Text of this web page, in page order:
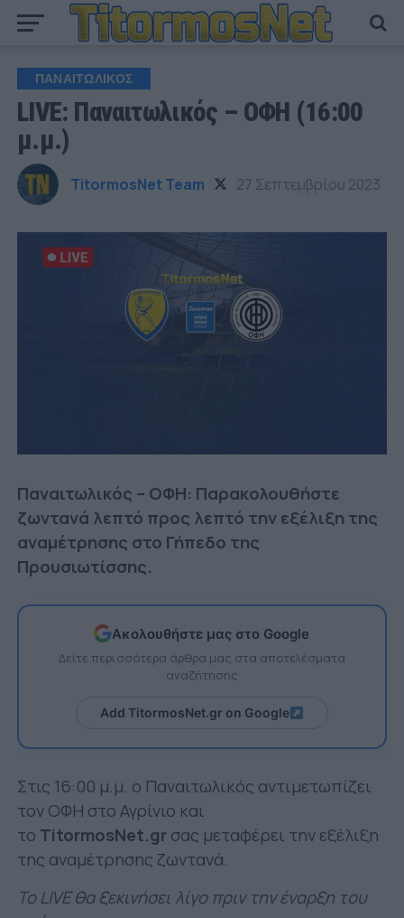
ΠΑΝΑΙΤΩΛΙΚΟΣ
LIVE: Παναιτωλικός – ΟΦΗ (16:00
μ.μ.)
TitormosNet Team 27 Σεπτεμβρίου 2023
Παναιτωλικός – ΟΦΗ: Παρακολουθήστε
ζωντανά λεπτό προς λεπτό την εξέλιξη της
αναμέτρησης στο Γήπεδο της
Προυσιωτίσσης.
Ακολουθήστε μας στο Google
Δείτε περισσότερα άρθρα μας στα αποτελέσματα
αναζήτησης
Add TitormosNet.gr on Google
Στις 16:00 μ.μ. ο Παναιτωλικός αντιμετωπίζει
τον ΟΦΗ στο Αγρίνιο και
το TitormosNet.grσας μεταφέρει την εξέλιξη
της αναμέτρησης ζωντανά.
Το LIVE θα ξεκινήσει λίγο πριν την έναρξη του